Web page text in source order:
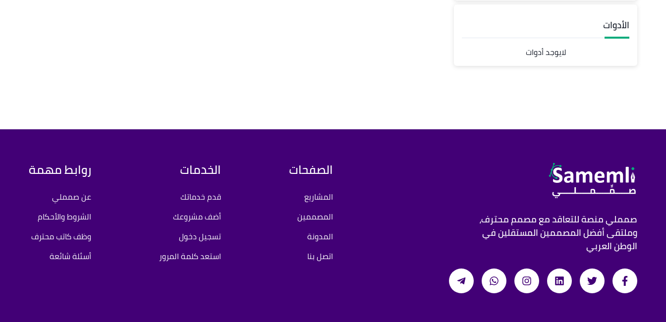
الأدوات
لايوجد أدوات
صمملي منصة للتعاقد مع مصمم محترف،
وملتقى أفضل المصممين المستقلين في
الوطن العربي
الصفحات
المشاريع
المصممين
المدونة
اتصل بنا
الخدمات
قدم خدماتك
أضف مشروعك
تسجيل دخول
استعد كلمة المرور
روابط مهمة
عن صمملي
الشروط والأحكام
وظف كاتب محترف
أسئلة شائعة